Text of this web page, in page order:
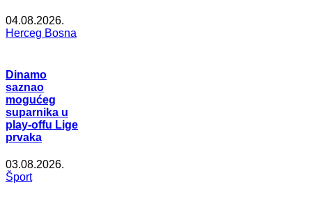
04.08.2026.
Herceg Bosna
Dinamo
saznao
mogućeg
suparnika u
play-offu Lige
prvaka
03.08.2026.
Šport